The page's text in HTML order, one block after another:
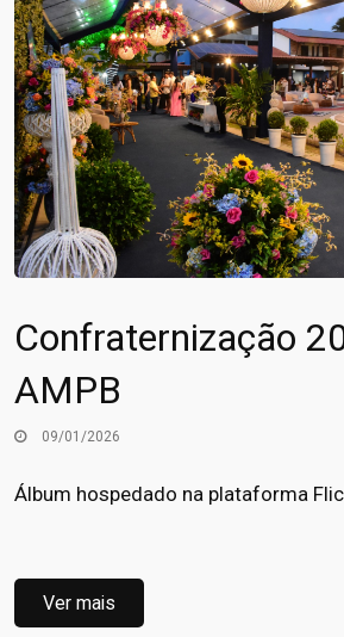
Confraternização
AMPB
09/01/2026
Álbum hospedado na plataforma
Ver mais